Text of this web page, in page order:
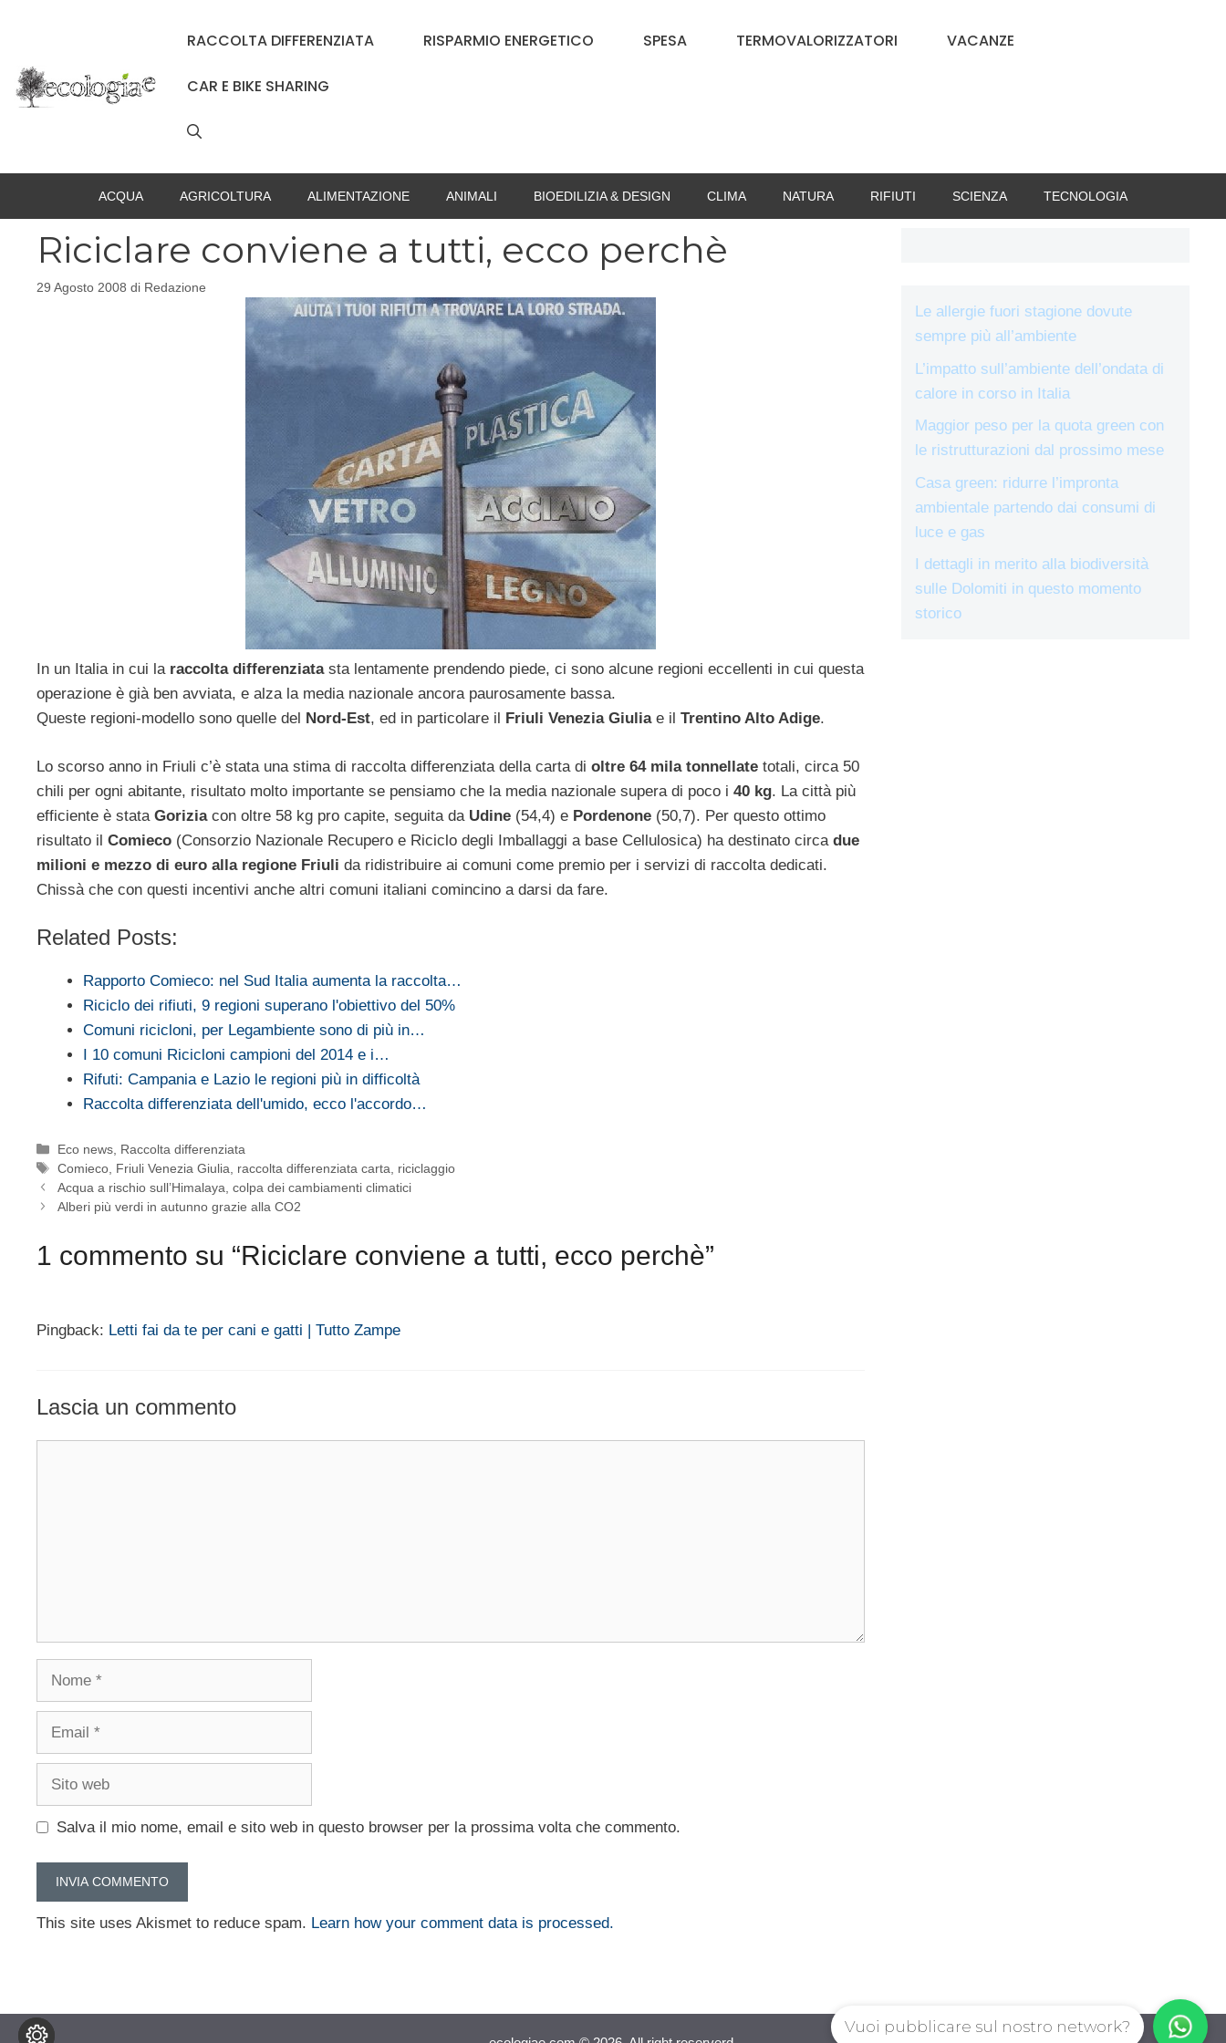
RACCOLTA DIFFERENZIATA RISPARMIO ENERGETICO SPESA TERMOVALORIZZATORI VACANZE
CAR E BIKE SHARING
ACQUA AGRICOLTURA ALIMENTAZIONE ANIMALI BIOEDILIZIA & DESIGN CLIMA NATURA RIFIUTI SCIENZA TECNOLOGIA
Riciclare conviene a tutti, ecco perchè
29 Agosto 2008 di Redazione
In un Italia in cui laraccolta differenziatasta lentamente prendendo piede, ci sono alcune regioni eccellenti in cui questa
operazione è già ben avviata, e alza la media nazionale ancora paurosamente bassa.
Queste regioni-modello sono quelle del
Nord-Est, ed in particolare il Friuli Venezia Giuliae il Trentino Alto Adige.
Lo scorso anno in Friuli c’è stata una stima di raccolta differenziata della carta di oltre 64 mila tonnellate totali, circa 50
chili per ogni abitante, risultato molto importante se pensiamo che la media nazionale supera di poco i 40 kg. La città più
efficiente è stata Gorizia con oltre 58 kg pro capite, seguita da Udine (54,4) e Pordenone (50,7). Per questo ottimo
risultato il Comieco (Consorzio Nazionale Recupero e Riciclo degli Imballaggi a base Cellulosica) ha destinato circa due
milioni e mezzo di euro alla regione Friuli da ridistribuire ai comuni come premio per i servizi di raccolta dedicati.
Chissà che con questi incentivi anche altri comuni italiani comincino a darsi da fare.
Related Posts:
Rapporto Comieco: nel Sud Italia aumenta la raccolta…
Riciclo dei rifiuti, 9 regioni superano l'obiettivo del 50%
Comuni ricicloni, per Legambiente sono di più in…
I 10 comuni Ricicloni campioni del 2014 e i…
Rifuti: Campania e Lazio le regioni più in difficoltà
Raccolta differenziata dell'umido, ecco l'accordo…
Categorie
Eco news Raccolta differenziata
Tag
Comieco Friuli Venezia Giulia raccolta differenziata carta
riciclaggio
Acqua a rischio sull’Himalaya, colpa dei cambiamenti climatici
Alberi più verdi in autunno grazie alla CO2
1 commento su “Riciclare conviene a tutti, ecco perchè”
Pingback: Letti fai da te per cani e gatti | Tutto Zampe
Lascia un commento
Salva il mio nome, email e sito web in questo browser per la prossima volta che commento.
This site uses Akismet to reduce spam. Learn how your comment data is processed.
Le allergie fuori stagione dovute
sempre più all’ambiente
L’impatto sull’ambiente dell’ondata di
calore in corso in Italia
Maggior peso per la quota green con
le ristrutturazioni dal prossimo mese
Casa green: ridurre l’impronta
ambientale partendo dai consumi di
luce e gas
I dettagli in merito alla biodiversità
sulle Dolomiti in questo momento
storico
Vuoi pubblicare sul nostro network?